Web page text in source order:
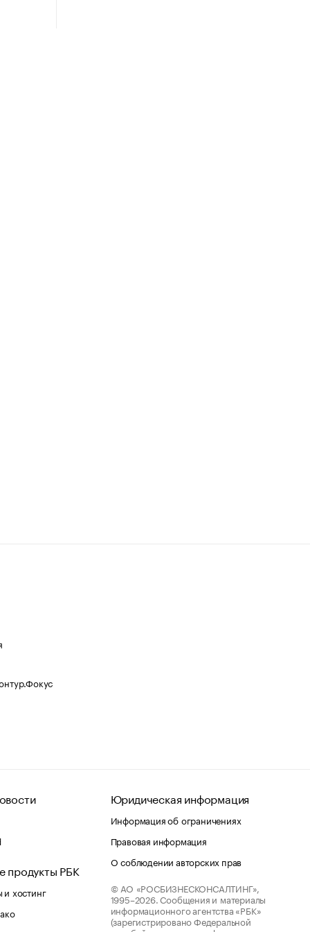
продукты РБК
хостинг
Юридическая информация
Информация об ограничениях
Правовая информация
О соблюдении авторских прав
© АО «РОСБИЗНЕСКОНСАЛТИНГ»,
1995–2026. Сообщения и материалы
информационного агентства «РБК»
(зарегистрировано Федеральной